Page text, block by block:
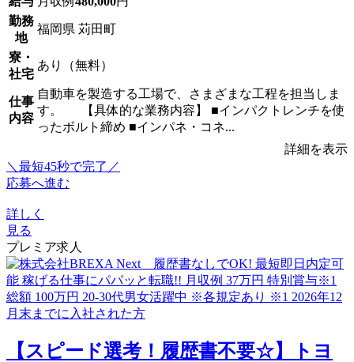
勤務
地
福岡県 苅田町
寮・
社宅
あり（無料）
仕事
内容
自動車を製造する工場で、さまざまな工程を担当しま
す。 【具体的な業務内容】 ■インパクトレンチを使
ったボルト締め ■インパネ・コネ...
詳細を表示
＼最短45秒で完了／
応募へ進む
詳しく
見る
プレミア求人
【スピード選考！履歴書不要☆】トヨ